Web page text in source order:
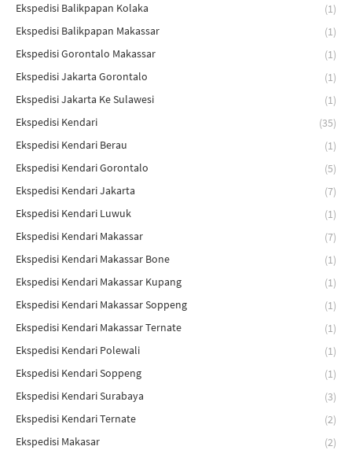
Ekspedisi Balikpapan Kolaka
(1)
Ekspedisi Balikpapan Makassar
(1)
Ekspedisi Gorontalo Makassar
(1)
Ekspedisi Jakarta Gorontalo
(1)
Ekspedisi Jakarta Ke Sulawesi
(1)
Ekspedisi Kendari
(35)
Ekspedisi Kendari Berau
(1)
Ekspedisi Kendari Gorontalo
(5)
Ekspedisi Kendari Jakarta
(7)
Ekspedisi Kendari Luwuk
(1)
Ekspedisi Kendari Makassar
(7)
Ekspedisi Kendari Makassar Bone
(1)
Ekspedisi Kendari Makassar Kupang
(1)
Ekspedisi Kendari Makassar Soppeng
(1)
Ekspedisi Kendari Makassar Ternate
(1)
Ekspedisi Kendari Polewali
(1)
Ekspedisi Kendari Soppeng
(1)
Ekspedisi Kendari Surabaya
(3)
Ekspedisi Kendari Ternate
(2)
Ekspedisi Makasar
(2)